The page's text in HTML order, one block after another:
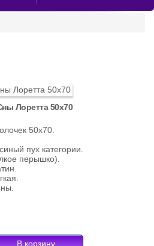
Лоретта 50х70
50х70.
пух категории.
перышко).